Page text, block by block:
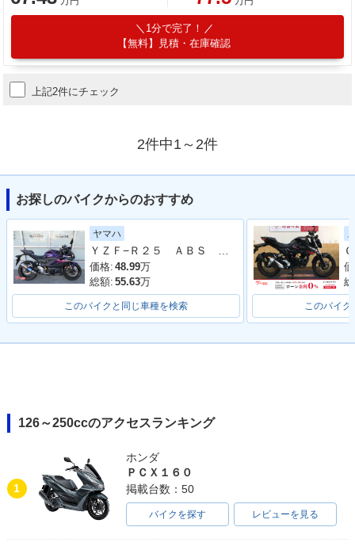
1分で完了！
【無料】見積・在庫確認
上記2件にチェック
2件中1～2件
お探しのバイクからのおすすめ
ヤマハ
価格: 48.99万
総額: 55.63万
このバイクと同じ車種を検索 このバイ
126～250ccのアクセスランキング
1
ホンダ
ＰＣＸ１６０
掲載台数：50
バイクを探す レビューを見る